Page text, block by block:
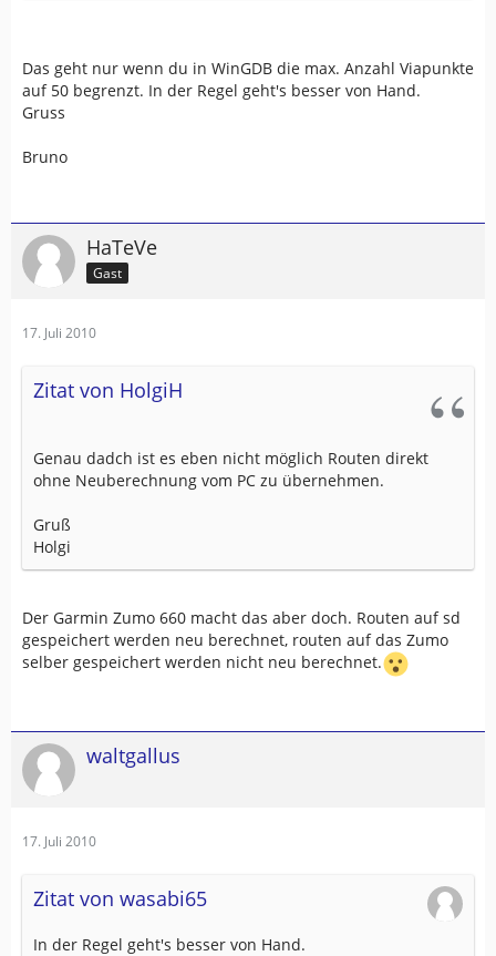
Das geht nur wenn du in WinGDB die max. Anzahl Viapunkte
auf 50 begrenzt. In der Regel geht's besser von Hand.
Gruss
Bruno
HaTeVe
Gast
17. Juli 2010
Zitat von HolgiH
Genau dadch ist es eben nicht möglich Routen direkt
ohne Neuberechnung vom PC zu übernehmen.
Gruß
Holgi
Der Garmin Zumo 660 macht das aber doch. Routen auf sd
gespeichert werden neu berechnet, routen auf das Zumo
selber gespeichert werden nicht neu berechnet.
waltgallus
17. Juli 2010
Zitat von wasabi65
In der Regel geht's besser von Hand.